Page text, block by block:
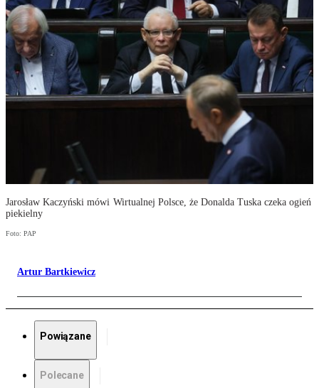
Jarosław Kaczyński mówi Wirtualnej Polsce, że Donalda Tuska czeka ogień
piekielny
Foto: PAP
Artur Bartkiewicz
Powiązane
Polecane